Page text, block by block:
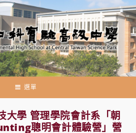
選單
大學 管理學院會計系「朝
聰明會計體驗營」營